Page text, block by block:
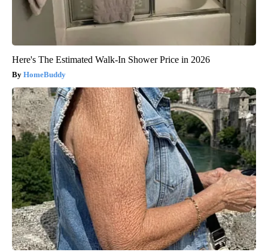
Here's The Estimated Walk-In Shower Price in 2026
HomeBuddy